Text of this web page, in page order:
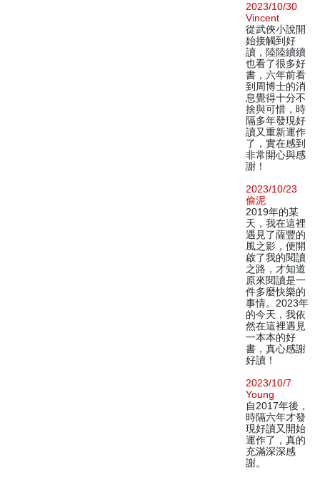
2023/10/30
Vincent
從武俠小說開
始接觸到好
讀，陸陸續續
也看了很多好
書，六年前看
到周博士的消
息覺得十分不
捨與可惜，時
隔多年發現好
讀又重新運作
了，實在感到
非常開心與感
謝！
2023/10/23
偷泥
2019年的某
天，我在這裡
遇見了薩豐的
風之影，便開
啟了我的閱讀
之路，才知道
原來閱讀是一
件多麼快樂的
事情。2023年
的今天，我依
然在這裡遇見
一本本的好
書，真心感謝
好讀！
2023/10/7
Young
自2017年後，
時隔六年才發
現好讀又開始
運作了，真的
充滿深深感
謝。